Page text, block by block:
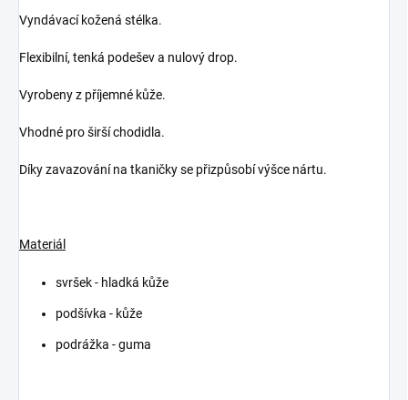
Vyndávací kožená stélka.
Flexibilní, tenká podešev a nulový drop.
Vyrobeny z příjemné kůže.
Vhodné pro širší chodidla.
Díky zavazování na tkaničky se přizpůsobí výšce nártu.
Materiál
svršek - hladká kůže
podšívka - kůže
podrážka - guma